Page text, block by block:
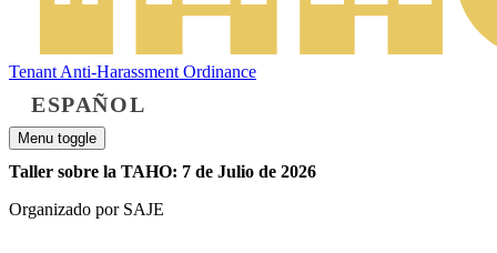
Tenant Anti-Harassment Ordinance
ESPAÑOL
Menu toggle
Taller sobre la TAHO: 7 de Julio de 2026
Organizado por SAJE